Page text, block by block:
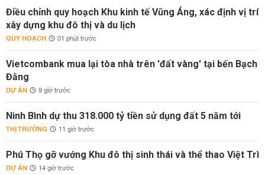
Điều chỉnh quy hoạch Khu kinh tế Vũng Áng, xác định vị trí
xây dựng khu đô thị và du lịch
QUY HOẠCH 01 phút trước
Vietcombank mua lại tòa nhà trên 'đất vàng' tại bến Bạch
Đằng
DỰ ÁN 9 giờ trước
Ninh Bình dự thu 318.000 tỷ tiền sử dụng đất 5 năm tới
THỊ TRƯỜNG 11 giờ trước
Phú Thọ gỡ vướng Khu đô thị sinh thái và thể thao Việt Trì
DỰ ÁN 14 giờ trước